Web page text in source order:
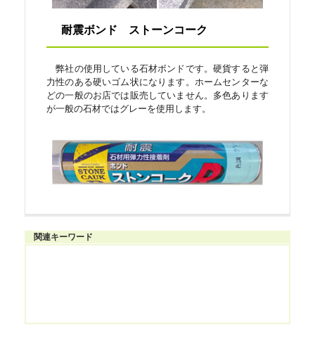
耐震ボンド ストーンコーク
弊社の使用している石材ボンドです。硬貨すると弾
力性のある硬いゴム状になります。ホームセンターな
どの一般のお店では販売していません。多色あります
が一般の石材ではグレーを使用します。
関連キーワード